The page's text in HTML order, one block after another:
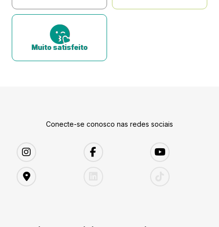
Muito satisfeito
Conecte-se conosco nas redes sociais